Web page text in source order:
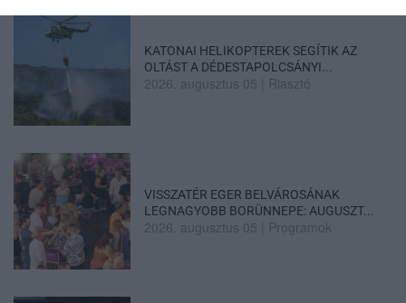
KATONAI HELIKOPTEREK SEGÍTIK AZ
OLTÁST A DÉDESTAPOLCSÁNYI...
2026. augusztus 05 Riasztó
VISSZATÉR EGER BELVÁROSÁNAK
LEGNAGYOBB BORÜNNEPE: AUGUSZT...
2026. augusztus 05 Programok